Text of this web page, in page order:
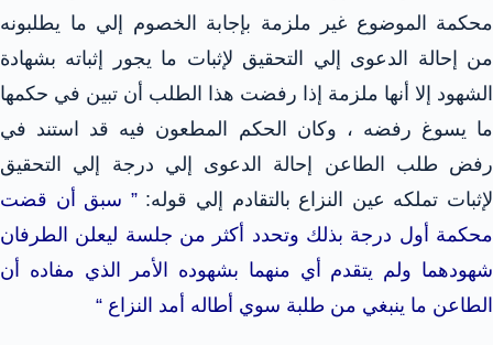
محكمة الموضوع غير ملزمة بإجابة الخصوم إلي ما يطلبونه
من إحالة الدعوى إلي التحقيق لإثبات ما يجور إثباته بشهادة
الشهود إلا أنها ملزمة إذا رفضت هذا الطلب أن تبين في حكمها
ما يسوغ رفضه ، وكان الحكم المطعون فيه قد استند في
رفض طلب الطاعن إحالة الدعوى إلي درجة إلي التحقيق
لإثبات تملكه عين النزاع بالتقادم إلي قوله:” سبق أن قضت
محكمة أول درجة بذلك وتحدد أكثر من جلسة ليعلن الطرفان
شهودهما ولم يتقدم أي منهما بشهوده الأمر الذي مفاده أن
الطاعن ما ينبغي من طلبة سوي أطاله أمد النزاع “